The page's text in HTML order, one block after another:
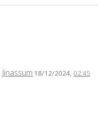
Jinassum 18/12/2024, 02:45